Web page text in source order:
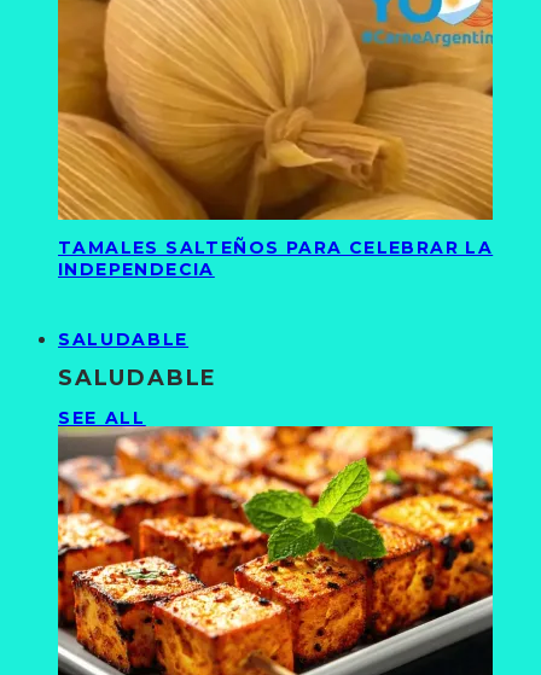
TAMALES SALTEÑOS PARA CELEBRAR LA
INDEPENDECIA
SALUDABLE
SALUDABLE
SEE ALL